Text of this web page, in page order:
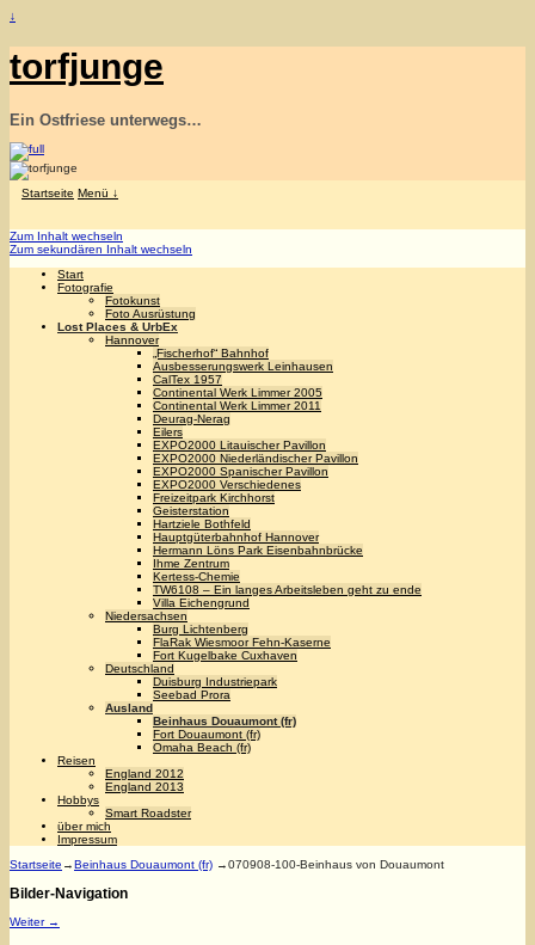
↓
torfjunge
Ein Ostfriese unterwegs…
Startseite Menü ↓
Zum Inhalt wechseln
Zum sekundären Inhalt wechseln
Start
Fotografie
Fotokunst
Foto Ausrüstung
Lost Places & UrbEx
Hannover
„Fischerhof“ Bahnhof
Ausbesserungswerk Leinhausen
CalTex 1957
Continental Werk Limmer 2005
Continental Werk Limmer 2011
Deurag-Nerag
Eilers
EXPO2000 Litauischer Pavillon
EXPO2000 Niederländischer Pavillon
EXPO2000 Spanischer Pavillon
EXPO2000 Verschiedenes
Freizeitpark Kirchhorst
Geisterstation
Hartziele Bothfeld
Hauptgüterbahnhof Hannover
Hermann Löns Park Eisenbahnbrücke
Ihme Zentrum
Kertess-Chemie
TW6108 – Ein langes Arbeitsleben geht zu ende
Villa Eichengrund
Niedersachsen
Burg Lichtenberg
FlaRak Wiesmoor Fehn-Kaserne
Fort Kugelbake Cuxhaven
Deutschland
Duisburg Industriepark
Seebad Prora
Ausland
Beinhaus Douaumont (fr)
Fort Douaumont (fr)
Omaha Beach (fr)
Reisen
England 2012
England 2013
Hobbys
Smart Roadster
über mich
Impressum
Startseite →Beinhaus Douaumont (fr) →070908-100-Beinhaus von Douaumont
Bilder-Navigation
Weiter →